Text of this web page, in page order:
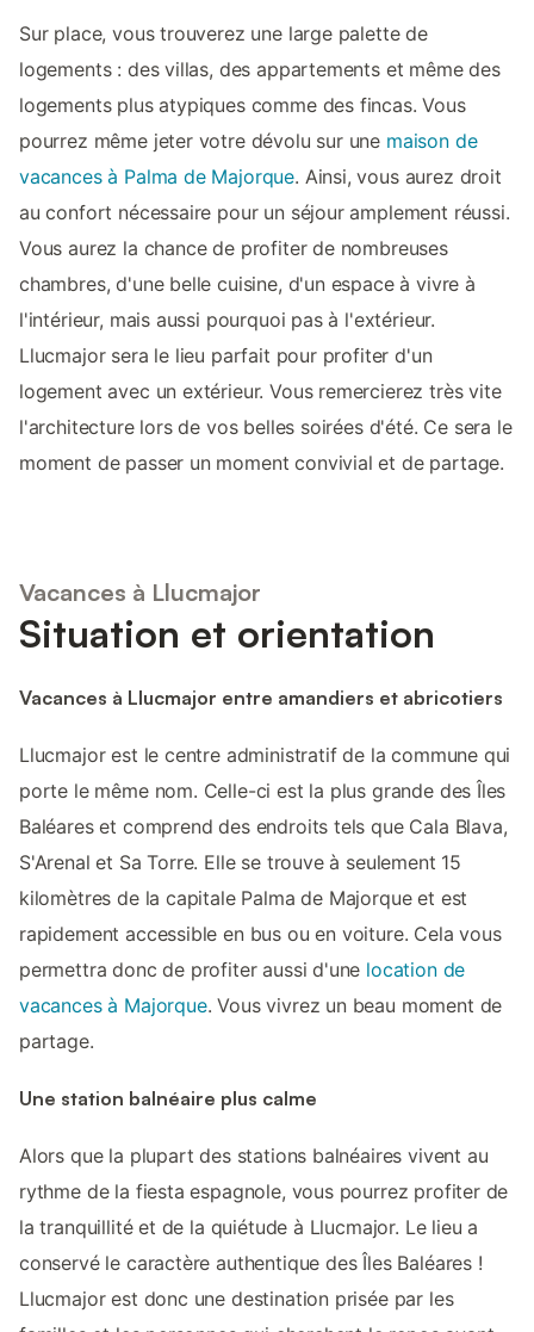
Sur place, vous trouverez une large palette de
logements : des villas, des appartements et même des
logements plus atypiques comme des fincas. Vous
pourrez même jeter votre dévolu sur une maison de
vacances à Palma de Majorque. Ainsi, vous aurez droit
au confort nécessaire pour un séjour amplement réussi.
Vous aurez la chance de profiter de nombreuses
chambres, d'une belle cuisine, d'un espace à vivre à
l'intérieur, mais aussi pourquoi pas à l'extérieur.
Llucmajor sera le lieu parfait pour profiter d'un
logement avec un extérieur. Vous remercierez très vite
l'architecture lors de vos belles soirées d'été. Ce sera le
moment de passer un moment convivial et de partage.
Vacances à Llucmajor
Situation et orientation
Vacances à Llucmajor entre amandiers et abricotiers
Llucmajor est le centre administratif de la commune qui
porte le même nom. Celle-ci est la plus grande des Îles
Baléares et comprend des endroits tels que Cala Blava,
S'Arenal et Sa Torre. Elle se trouve à seulement 15
kilomètres de la capitale Palma de Majorque et est
rapidement accessible en bus ou en voiture. Cela vous
permettra donc de profiter aussi d'une location de
vacances à Majorque. Vous vivrez un beau moment de
partage.
Une station balnéaire plus calme
Alors que la plupart des stations balnéaires vivent au
rythme de la fiesta espagnole, vous pourrez profiter de
la tranquillité et de la quiétude à Llucmajor. Le lieu a
conservé le caractère authentique des Îles Baléares !
Llucmajor est donc une destination prisée par les